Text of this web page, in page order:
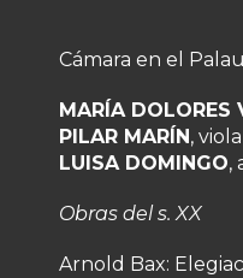
Cámara en el Palau
MARÍA DOLORES
PILAR MARÍN, viola
LUISA DOMINGO,
Obras del s. XX
Arnold Bax: